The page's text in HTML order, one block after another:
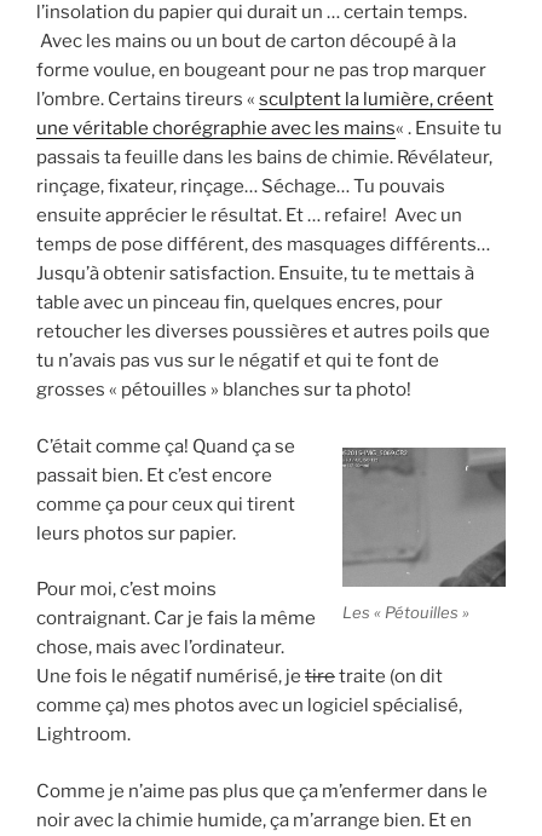
l’insolation du papier qui durait un … certain temps.
Avec les mains ou un bout de carton découpé à la
forme voulue, en bougeant pour ne pas trop marquer
l’ombre. Certains tireurs « sculptent la lumière, créent
une véritable chorégraphie avec les mains« . Ensuite tu
passais ta feuille dans les bains de chimie. Révélateur,
rinçage, fixateur, rinçage… Séchage… Tu pouvais
ensuite apprécier le résultat. Et … refaire! Avec un
temps de pose différent, des masquages différents…
Jusqu’à obtenir satisfaction. Ensuite, tu te mettais à
table avec un pinceau fin, quelques encres, pour
retoucher les diverses poussières et autres poils que
tu n’avais pas vus sur le négatif et qui te font de
grosses « pétouilles » blanches sur ta photo!
Les « Pétouilles »
C’était comme ça! Quand ça se
passait bien. Et c’est encore
comme ça pour ceux qui tirent
leurs photos sur papier.
Pour moi, c’est moins
contraignant. Car je fais la même
chose, mais avec l’ordinateur.
Une fois le négatif numérisé, je tiretraite (on dit
comme ça) mes photos avec un logiciel spécialisé,
Lightroom.
Comme je n’aime pas plus que ça m’enfermer dans le
noir avec la chimie humide, ça m’arrange bien. Et en